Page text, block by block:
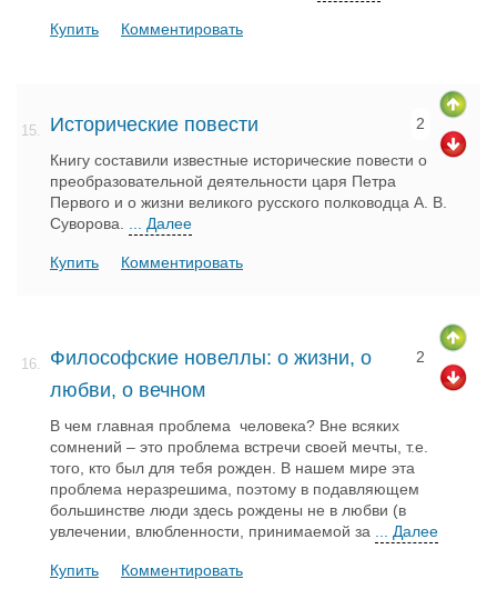
Купить Комментировать
15. Исторические повести 2
Книгу составили известные исторические повести о
преобразовательной деятельности царя Петра
Первого и о жизни великого русского полководца А. В.
Суворова.
... Далее
Купить Комментировать
16.
Философские новеллы: о жизни, о
любви, о вечном
2
В чем главная проблема человека? Вне всяких
сомнений – это проблема встречи своей мечты, т.е.
того, кто был для тебя рожден. В нашем мире эта
проблема неразрешима, поэтому в подавляющем
большинстве люди здесь рождены не в любви (в
увлечении, влюбленности, принимаемой за
... Далее
Купить Комментировать